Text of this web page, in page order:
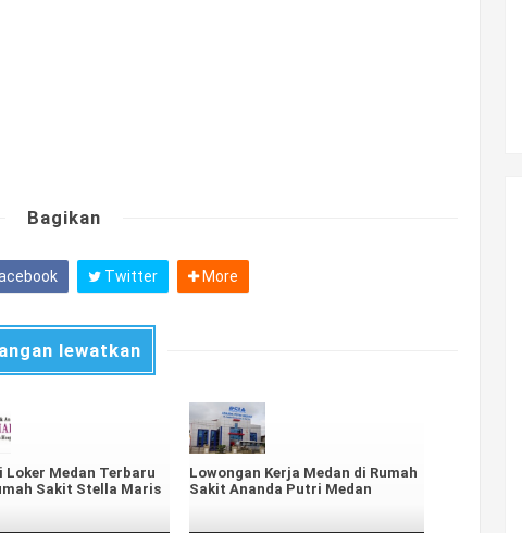
Bagikan
Twitter More
lewatkan
Loker Medan Terbaru
Sakit Stella Maris
Lowongan Kerja Medan di Rumah
Sakit Ananda Putri Medan